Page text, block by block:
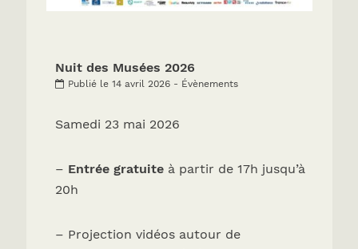
Nuit des Musées 2026
Publié le 14 avril 2026 - Évènements
Samedi 23 mai 2026
– Entrée gratuiteà partir de 17h jusqu’à
20h
– Projection vidéos autour de